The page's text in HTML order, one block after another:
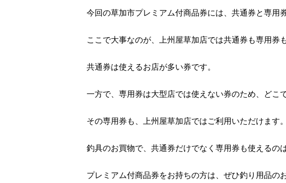
今回の草加市プレミアム付商品券には、共通券と専用
ここで大事なのが、上州屋草加店では共通券も専用券
共通券は使えるお店が多い券です。
一方で、専用券は大型店では使えない券のため、どこ
その専用券も、上州屋草加店ではご利用いただけます。
釣具のお買物で、共通券だけでなく専用券も使えるの
プレミアム付商品券をお持ちの方は、ぜひ釣り用品の